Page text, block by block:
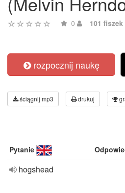
0 101 fiszek
rozpocznij naukę
ściągnij mp3 drukuj
Pytanie
hogshead